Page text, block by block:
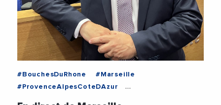
#BouchesDuRhone
#Marseille
#ProvenceAlpesCoteDAzur